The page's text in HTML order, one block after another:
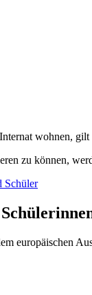
wohnen,
zu können,
Schüler
europäischen